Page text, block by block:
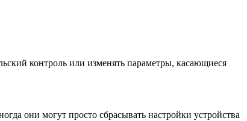
контроль или изменять параметры, касающиеся
они могут просто сбрасывать настройки устройства